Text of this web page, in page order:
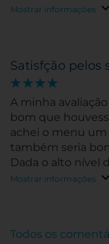
portugueses.
Mostrar informações
Satisfção pelos
A minha
bom que
achei o menu
também seria
Dada o alto nível
Mostrar informações
Todos os